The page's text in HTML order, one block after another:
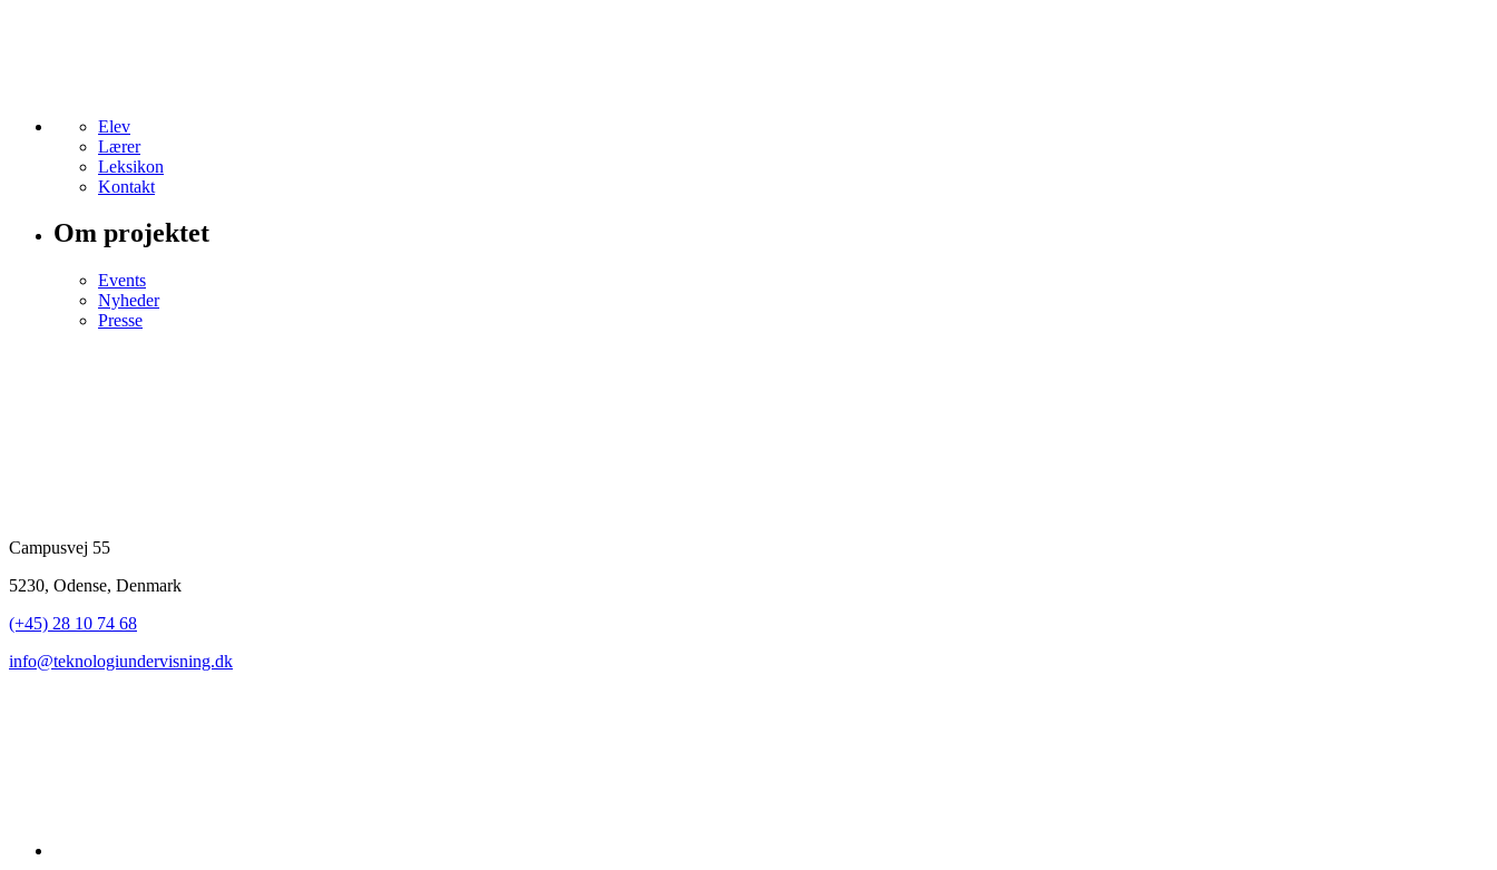
Elev
Lærer
Leksikon
Kontakt
Om projektet
Events
Nyheder
Presse
Campusvej 55
5230, Odense, Denmark
(+45) 28 10 74 68
info@teknologiundervisning.dk